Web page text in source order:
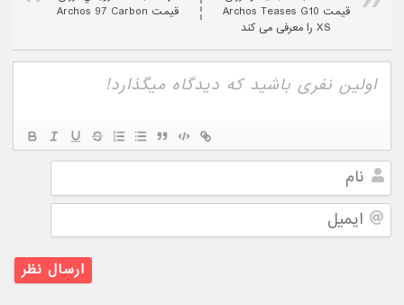
قیمت Archos 97 Carbon
قیمت Archos Teases G10
XS را معرفی می کند
نام
ایمیل